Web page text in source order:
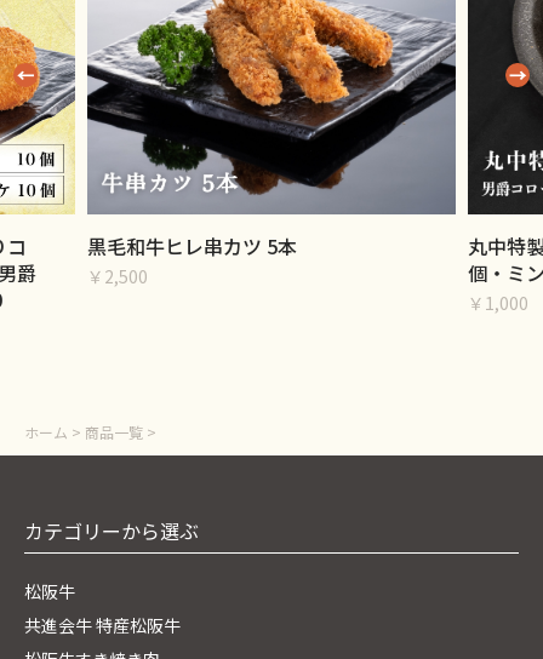
爵
黒毛和牛ヒレ串カツ 5本
￥2,500
丸中特
個・ミ
￥1,000
ホーム > 商品一覧 >
カテゴリーから選ぶ
松阪牛
共進会牛 特産松阪牛